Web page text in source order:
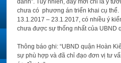
chưa có phương án triển khai cụ thể.
13.1.2017 – 23.1.2017, có nhiều ý
chưa được sự thống nhất của UBND
Thông báo ghi: “UBND quận Hoàn
sự phù hợp và đã chỉ đạo đơn vị tư